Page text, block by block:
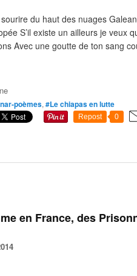
du haut des nuages
S’il existe un ailleurs je veux
Avec une goutte de ton sang
poèmes, #Le chiapas en lutte
Repost 0
en France, des